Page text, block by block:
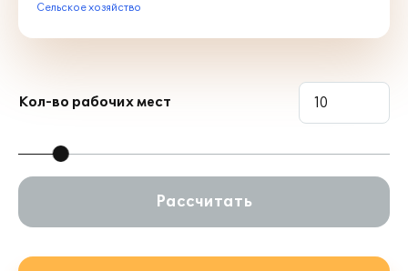
Сельское хозяйство
Кол-во рабочих мест
Рассчитать